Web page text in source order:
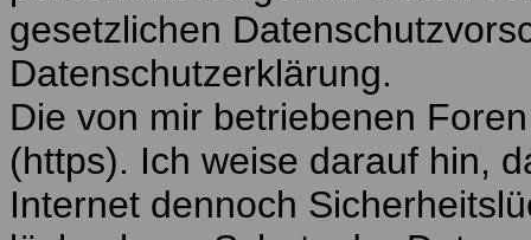
gesetzlichen
Datenschutzerklärung.
Die von mir betriebenen
(https). Ich weise darauf hin,
Internet dennoch